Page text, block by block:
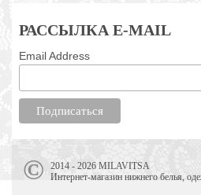
РАССЫЛКА E-MAIL
Email Address
2014 - 2026 MILAVITSA
Интернет-магазин нижнего белья,